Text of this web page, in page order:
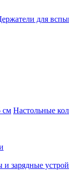
для
см Настольные
зарядные